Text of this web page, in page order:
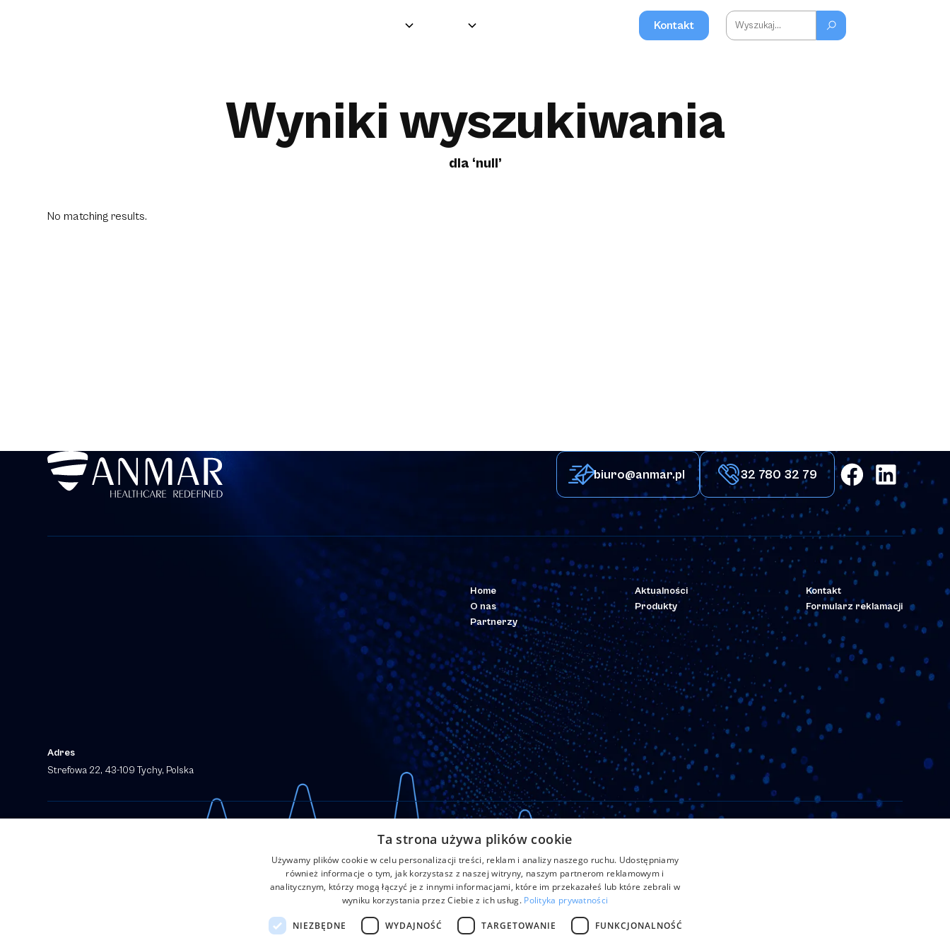
Kontakt
Wyniki wyszukiwania
dla ‘null’
No matching results.
biuro@anmar.pl 32 780 32 79
Adres
Strefowa 22, 43-109 Tychy, Polska
Home
O nas
Partnerzy
Aktualności
Produkty
Kontakt
Formularz reklamacji
Search results
Ta strona używa plików cookie
Używamy plików cookie w celu personalizacji treści, reklam i analizy naszego ruchu. Udostępniamy
również informacje o tym, jak korzystasz z naszej witryny, naszym partnerom reklamowym i
analitycznym, którzy mogą łączyć je z innymi informacjami, które im przekazałeś lub które zebrali w
wyniku korzystania przez Ciebie z ich usług. Polityka prywatności
NIEZBĘDNE WYDAJNOŚĆ TARGETOWANIE FUNKCJONALNOŚĆ